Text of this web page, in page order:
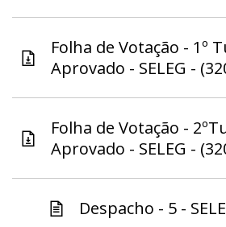
Folha de Votação - 1º
Aprovado - SELEG -
Folha de Votação -
Aprovado - SELEG -
Despacho - 5 -